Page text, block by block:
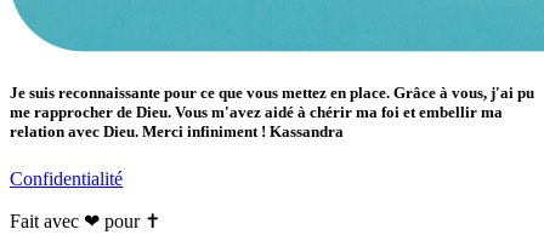
Je suis reconnaissante pour ce que vous mettez en place. Grâce à vous, j'ai pu
me rapprocher de Dieu. Vous m'avez aidé à chérir ma foi et embellir ma
relation avec Dieu. Merci infiniment ! Kassandra
Confidentialité
Fait avec ❤ pour ✝️️